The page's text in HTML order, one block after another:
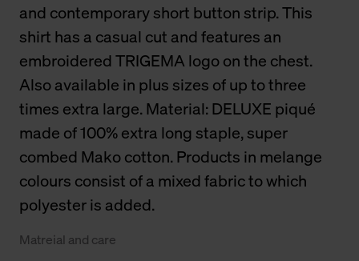
and contemporary short button strip. This
shirt has a casual cut and features an
embroidered TRIGEMA logo on the chest.
Also available in plus sizes of up to three
times extra large. Material: DELUXE piqué
made of 100% extra long staple, super
combed Mako cotton. Products in melange
colours consist of a mixed fabric to which
polyester is added.
Matreial and care